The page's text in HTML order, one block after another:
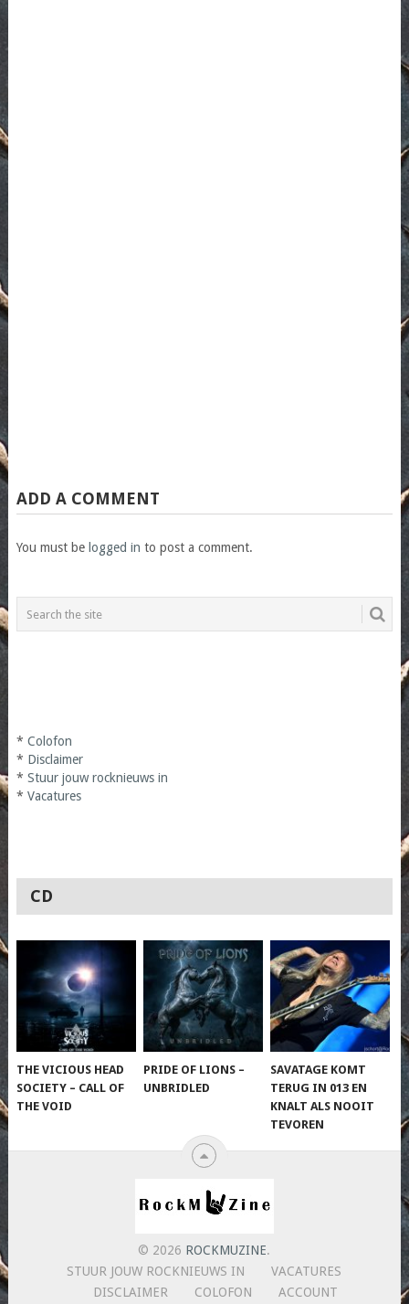
ADD A COMMENT
You must be logged in to post a comment.
* Colofon
* Disclaimer
* Stuur jouw rocknieuws in
* Vacatures
CD
THE VICIOUS HEAD
SOCIETY – CALL OF
THE VOID
PRIDE OF LIONS –
UNBRIDLED
SAVATAGE KOMT
TERUG IN 013 EN
KNALT ALS NOOIT
TEVOREN
© 2026 ROCKMUZINE.
STUUR JOUW ROCKNIEUWS IN
VACATURES
DISCLAIMER
COLOFON ACCOUNT